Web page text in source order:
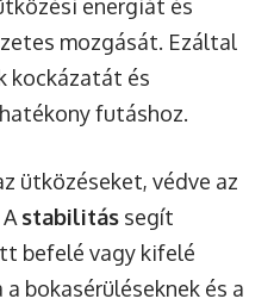
energiát és
mozgását. Ezáltal
kockázatát és
futáshoz.
ütközéseket, védve az
stabilitás segít
befelé vagy kifelé
bokasérüléseknek és a